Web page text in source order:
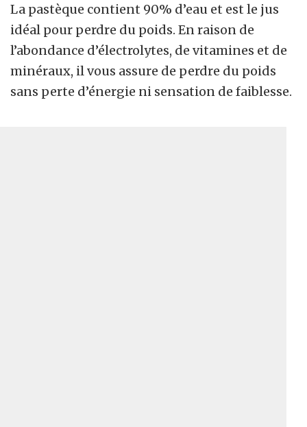
La pastèque contient 90% d’eau et est le jus
idéal pour perdre du poids. En raison de
l’abondance d’électrolytes, de vitamines et de
minéraux, il vous assure de perdre du poids
sans perte d’énergie ni sensation de faiblesse.